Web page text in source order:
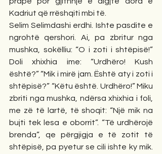
Kadriut që rrëshqiti mbi të.
Selim Selimdashi erdhi. Ishte pasdite e
ngrohtë qershori. Ai, pa zbritur nga
mushka, sokëlliu: “O i zoti i shtëpisë!”
Doli xhixhia ime: “Urdhëro! Kush
është?” “Mik i mirë jam. Është aty i zoti i
shtëpisë?” “Këtu është. Urdhëro!” Miku
zbriti nga mushka, ndërsa xhixhia i foli,
me zë të lartë, të shoqit: “Një mik na
bujti tek lesa e oborrit”. “Të urdhërojë
brenda”, qe përgjigja e të zotit të
shtëpisë, pa pyetur se cili ishte ky mik.